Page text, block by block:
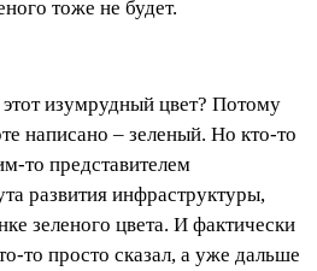
тоже не будет.
изумрудный цвет? Потому
написано – зеленый. Но кто-то
то представителем
развития инфраструктуры,
зеленого цвета. И фактически
то просто сказал, а уже дальше